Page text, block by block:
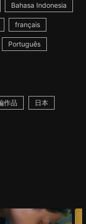
Bahasa Indonesia
français
Português
作品 日本